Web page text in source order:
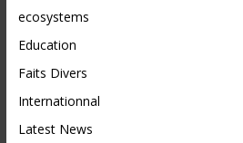
ecosystems
Education
Faits Divers
Internationnal
Latest News